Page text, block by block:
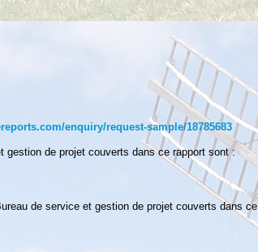
enquiry/request-sample/18785683
de projet couverts dans ce rapport sont :
de service et gestion de projet couverts dans ce